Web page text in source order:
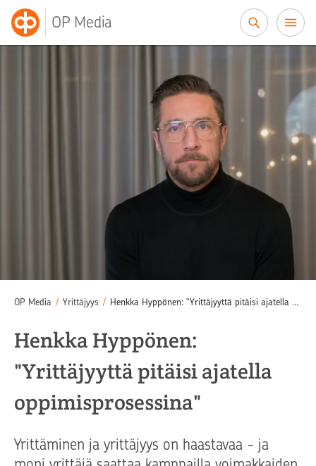
OP Media
OP Media / Yrittäjyys / Henkka Hyppönen: "Yrittäjyyttä pitäisi ajatella oppimisprosessina"
Henkka Hyppönen:
"Yrittäjyyttä pitäisi ajatella
oppimisprosessina"
Yrittäminen ja yrittäjyys on haastavaa - ja